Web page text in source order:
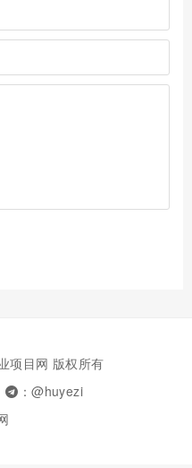
项目网 版权所有
：@huyezi